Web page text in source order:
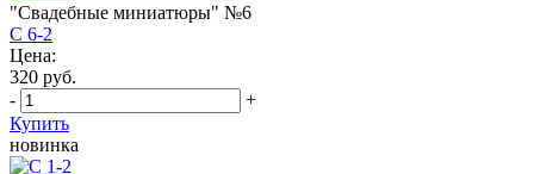
"Свадебные миниатюры" №6
С 6-2
Цена:
320 руб.
-
+
Купить
новинка